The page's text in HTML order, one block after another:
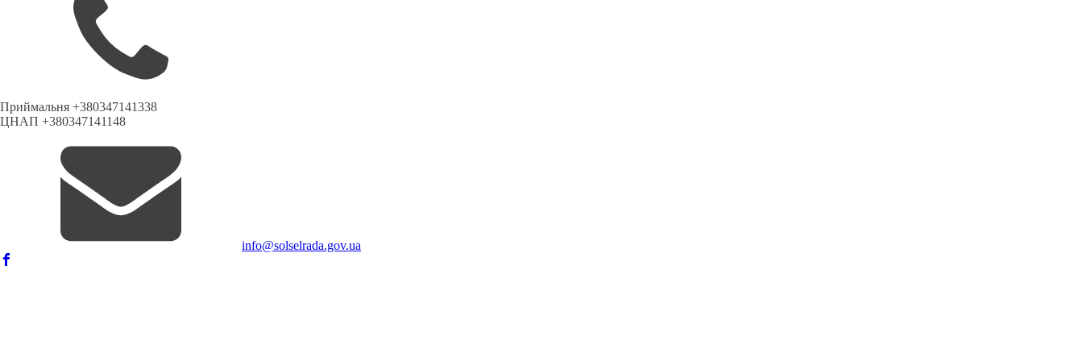
Приймальня +380347141338
ЦНАП +380347141148
info@solselrada.gov.ua